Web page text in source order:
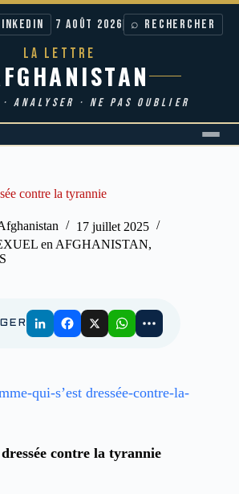
7 AOÛT 2026 ⌕ RECHERCHER
LA LETTRE
· ANALYSER · NE PAS OUBLIER
contre la tyrannie
17 juillet 2025
en AFGHANISTAN,
qui-s’est dressée-contre-la-
contre la tyrannie